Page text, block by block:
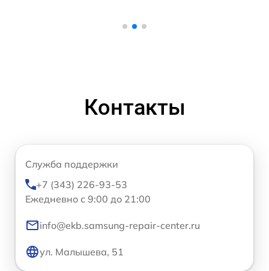
Контакты
Служба поддержки
+7 (343) 226-93-53
Ежедневно с 9:00 до 21:00
info@ekb.samsung-repair-center.ru
ул. Малышева, 51